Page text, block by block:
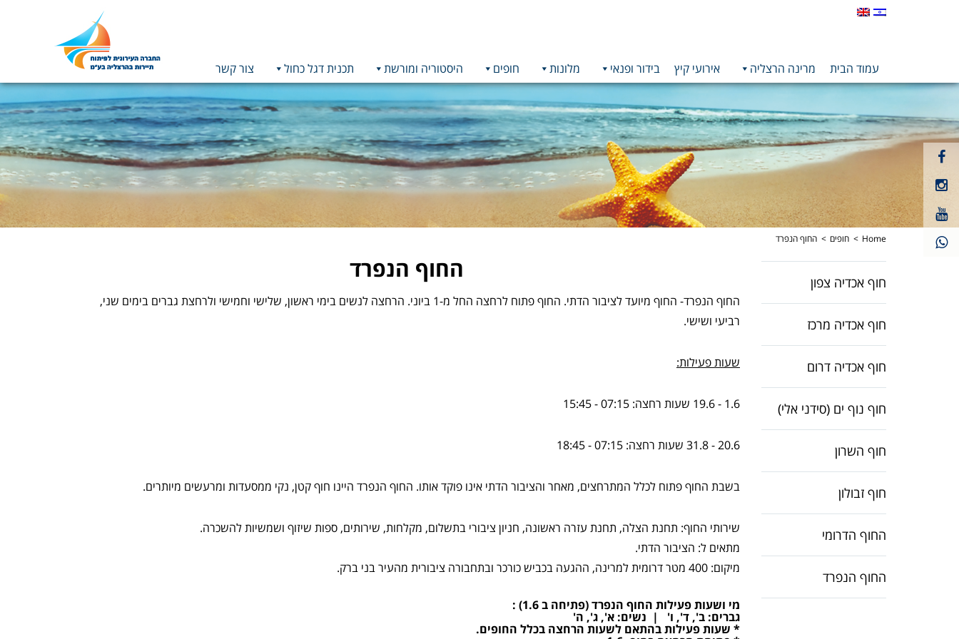
תמונה
כקישור
לעמוד
הבית
עמוד הבית מרינה הרצליה אירועי קיץ בידור ופנאי מלונות חופים היסטוריה ומורשת תכנית דגל כחול צור קשר
לעמוד
פייסבוק
קישור
חיצוני
לעמוד
אינסטגרם
קישור
חיצוני
לעמוד Home חופים החוף הנפרד
החוף הנפרד
החוף הנפרד- החוף מיועד לציבור הדתי. החוף פתוח לרחצה החל מ-1 ביוני. הרחצה לנשים בימי ראשון, שלישי וחמישי ולרחצת גברים בימים שני,
רביעי ושישי.
שעות פעילות:
1.6 - 19.6 שעות רחצה: 07:15 - 15:45
20.6 - 31.8 שעות רחצה: 07:15 - 18:45
בשבת החוף פתוח לכלל המתרחצים, מאחר והציבור הדתי אינו פוקד אותו. החוף הנפרד היינו חוף קטן, נקי ממסעדות ומרעשים מיותרים.
שירותי החוף: תחנת הצלה, תחנת עזרה ראשונה, חניון ציבורי בתשלום, מקלחות, שירותים, ספות שיזוף ושמשיות להשכרה.
מתאים ל: הציבור הדתי.
מיקום: 400 מטר דרומית למרינה, ההגעה בכביש כורכר ובתחבורה ציבורית מהעיר בני ברק.
מי ושעות פעילות החוף הנפרד (פתיחה ב 1.6) :
גברים: ב', ד', ו' | נשים: א', ג', ה'
* שעות פעילות בהתאם לשעות הרחצה בכלל החופים.
חוף אכדיה צפון
חוף אכדיה מרכז
חוף אכדיה דרום
חוף נוף ים (סידני אלי)
חוף השרון
חוף זבולון
החוף הדרומי
החוף הנפרד